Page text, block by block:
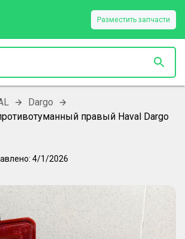
Разместить запчасти
Dargo
правый Haval Dargo
4/1/2026